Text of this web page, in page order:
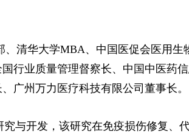
清华大学MBA、中国医促会医用生
行业质量管理督察长、中国中医药
广州万力医疗科技有限公司董事长。
与开发，该研究在免疫损伤修复、